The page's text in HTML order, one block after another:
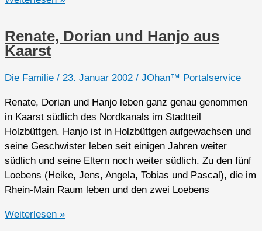
Renate, Dorian und Hanjo aus
Kaarst
Die Familie / 23. Januar 2002 / JOhan™ Portalservice
Renate, Dorian und Hanjo leben ganz genau genommen
in Kaarst südlich des Nordkanals im Stadtteil
Holzbüttgen. Hanjo ist in Holzbüttgen aufgewachsen und
seine Geschwister leben seit einigen Jahren weiter
südlich und seine Eltern noch weiter südlich. Zu den fünf
Loebens (Heike, Jens, Angela, Tobias und Pascal), die im
Rhein-Main Raum leben und den zwei Loebens
Renate,
Weiterlesen »